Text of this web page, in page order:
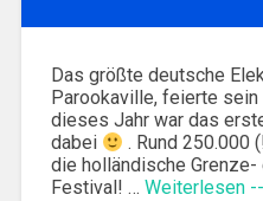
Das größte deutsche
Parookaville, feierte sein
dieses Jahr war das
dabei
. Rund 250.000
die holländische
Festival! … Weiterlesen